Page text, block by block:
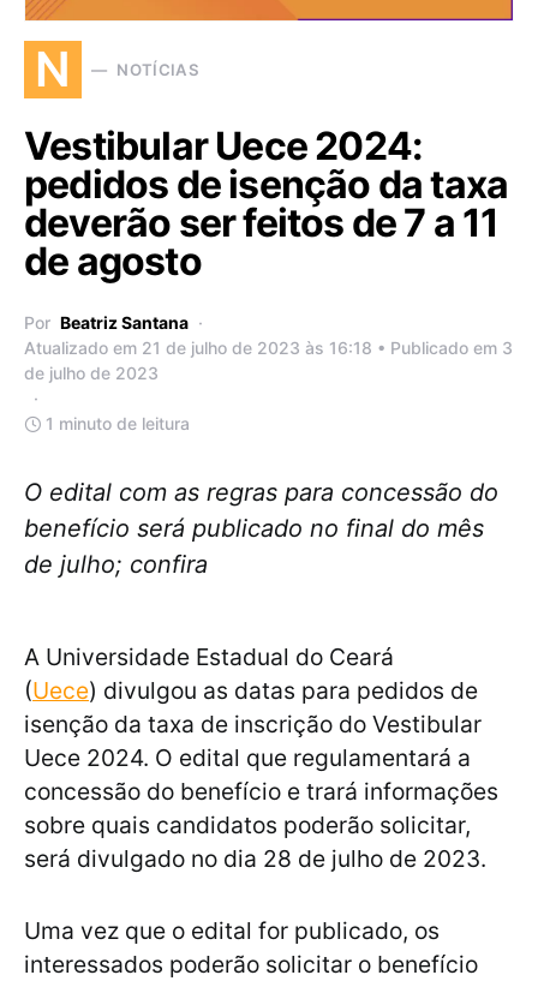
N NOTÍCIAS
Vestibular Uece 2024:
pedidos de isenção da taxa
deverão ser feitos de 7 a 11
de agosto
Por Beatriz Santana
Atualizado em 21 de julho de 2023 às 16:18 • Publicado em 3
de julho de 2023
1 minuto de leitura
O edital com as regras para concessão do
benefício será publicado no final do mês
de julho; confira
A Universidade Estadual do Ceará
(Uece) divulgou as datas para pedidos de
isenção da taxa de inscrição do Vestibular
Uece 2024. O edital que regulamentará a
concessão do benefício e trará informações
sobre quais candidatos poderão solicitar,
será divulgado no dia 28 de julho de 2023.
Uma vez que o edital for publicado, os
interessados poderão solicitar o benefício